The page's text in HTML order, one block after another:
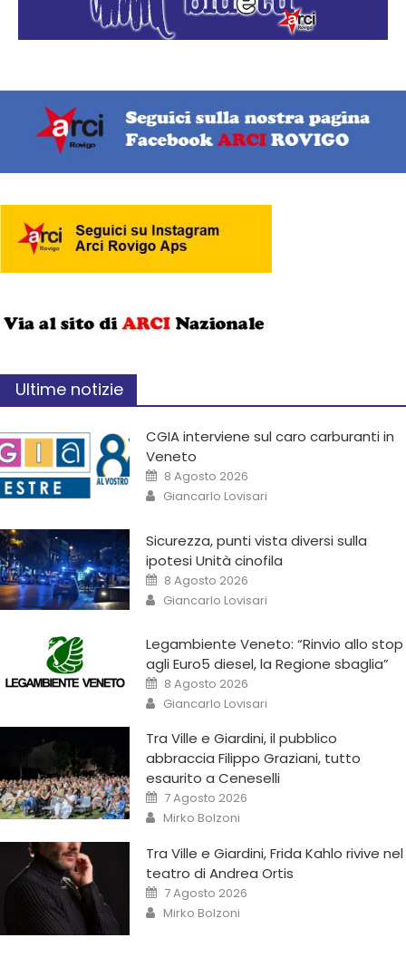
Ultime notizie
CGIA interviene sul caro carburanti in
Veneto
8 Agosto 2026
Giancarlo Lovisari
Sicurezza, punti vista diversi sulla
ipotesi Unità cinofila
8 Agosto 2026
Giancarlo Lovisari
Legambiente Veneto: “Rinvio allo stop
agli Euro5 diesel, la Regione sbaglia”
8 Agosto 2026
Giancarlo Lovisari
Tra Ville e Giardini, il pubblico
abbraccia Filippo Graziani, tutto
esaurito a Ceneselli
7 Agosto 2026
Mirko Bolzoni
Tra Ville e Giardini, Frida Kahlo rivive nel
teatro di Andrea Ortis
7 Agosto 2026
Mirko Bolzoni